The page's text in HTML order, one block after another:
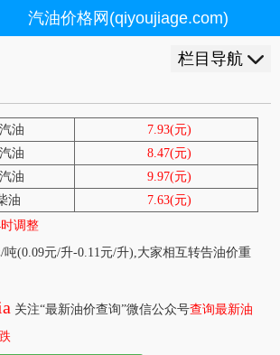
汽油价格网(qiyoujiage.com)
栏目导航
油
7.93(元)
油
8.47(元)
油
9.97(元)
油
7.63(元)
调整
吨(0.09元/升-0.11元/升),大家相互转告油价重
关注“最新油价查询”微信公众号查询最新油